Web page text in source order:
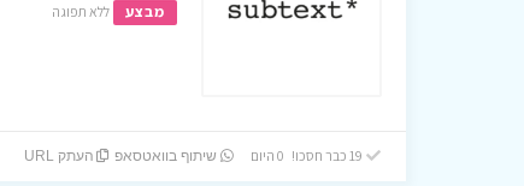
מבצע ללא תפוגה
שיתוף בוואטסאפ העתק URL